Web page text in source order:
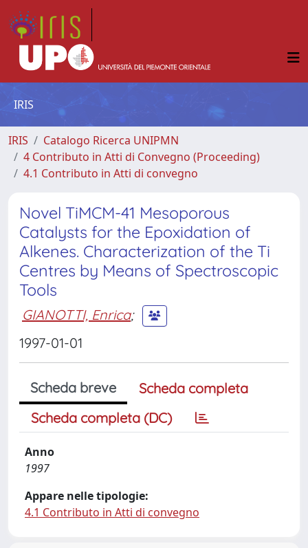
IRIS
IRIS
Catalogo Ricerca UNIPMN
4 Contributo in Atti di Convegno (Proceeding)
4.1 Contributo in Atti di convegno
Novel TiMCM-41 Mesoporous
Catalysts for the Epoxidation of
Alkenes. Characterization of the Ti
Centres by Means of Spectroscopic
Tools
GIANOTTI, Enrica;
1997-01-01
Scheda breve
Scheda completa
Scheda completa (DC)
Anno
1997
Appare nelle tipologie:
4.1 Contributo in Atti di convegno